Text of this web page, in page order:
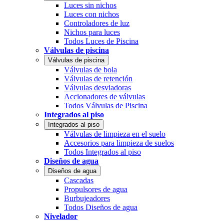
Luces sin nichos
Luces con nichos
Controladores de luz
Nichos para luces
Todos Luces de Piscina
Válvulas de piscina
Válvulas de piscina
Válvulas de bola
Válvulas de retención
Válvulas desviadoras
Accionadores de válvulas
Todos Válvulas de Piscina
Integrados al piso
Integrados al piso
Válvulas de limpieza en el suelo
Accesorios para limpieza de suelos
Todos Integrados al piso
Diseños de agua
Diseños de agua
Cascadas
Propulsores de agua
Burbujeadores
Todos Diseños de agua
Nivelador